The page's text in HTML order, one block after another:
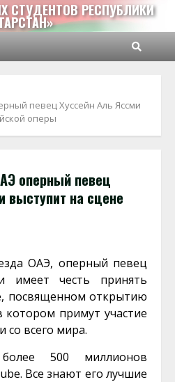
СТУДЕНТОВ РЕСПУБЛИКИ
певец Хуссейн Аль Яссми
оперы
оперный певец
выступит на сцене
ОАЭ, оперный певец
имеет честь принять
посвященном открытию
примут участие
со всего мира.
500 миллионов
Все знают его лучшие